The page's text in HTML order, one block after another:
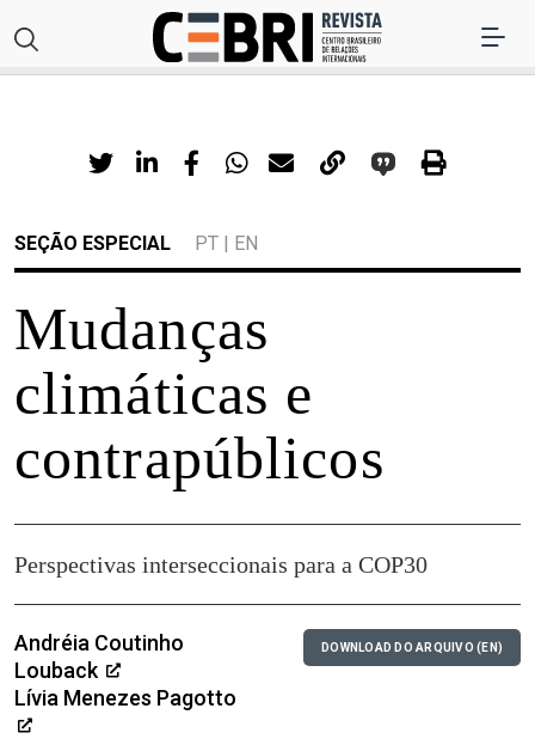
SEÇÃO ESPECIAL PT | EN
Mudanças
climáticas e
contrapúblicos
Perspectivas interseccionais para a COP30
Andréia Coutinho
Louback
Lívia Menezes Pagotto
DOWNLOAD DO ARQUIVO (EN)